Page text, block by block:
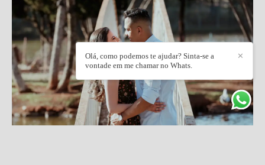
✕
Olá, como podemos te ajudar? Sinta-se a
vontade em me chamar no Whats.